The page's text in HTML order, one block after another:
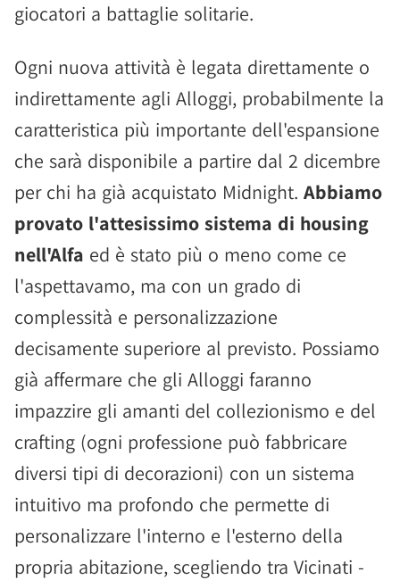
giocatori a battaglie solitarie.
Ogni nuova attività è legata direttamente o
indirettamente agli Alloggi, probabilmente la
caratteristica più importante dell'espansione
che sarà disponibile a partire dal 2 dicembre
per chi ha già acquistato Midnight. Abbiamo
provato l'attesissimo sistema di housing
nell'Alfa ed è stato più o meno come ce
l'aspettavamo, ma con un grado di
complessità e personalizzazione
decisamente superiore al previsto. Possiamo
già affermare che gli Alloggi faranno
impazzire gli amanti del collezionismo e del
crafting (ogni professione può fabbricare
diversi tipi di decorazioni) con un sistema
intuitivo ma profondo che permette di
personalizzare l'interno e l'esterno della
propria abitazione, scegliendo tra Vicinati -